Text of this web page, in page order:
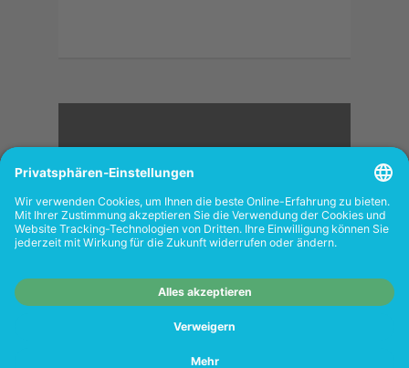
<
FOLGEN SIE UNS
Shops richtet sich nicht an Wiederverkäufer.